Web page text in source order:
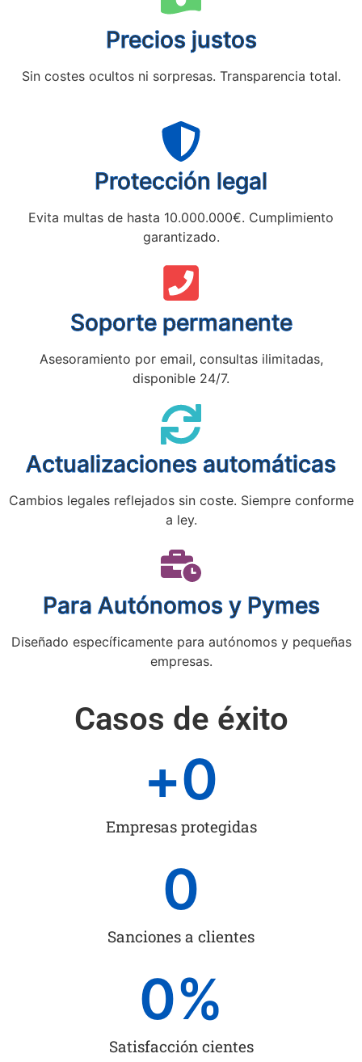
Precios justos
Sin costes ocultos ni sorpresas. Transparencia total.
Protección legal
Evita multas de hasta 10.000.000€. Cumplimiento
garantizado.
Soporte permanente
Asesoramiento por email, consultas ilimitadas,
disponible 24/7.
Actualizaciones automáticas
Cambios legales reflejados sin coste. Siempre conforme
a ley.
Para Autónomos y Pymes
Diseñado específicamente para autónomos y pequeñas
empresas.
Casos de éxito
Empresas protegidas
+0
Sanciones a clientes
0
Satisfacción cientes
0%